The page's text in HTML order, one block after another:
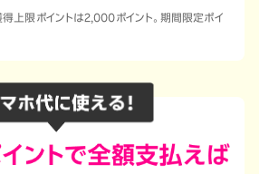
上限ポイントは2,000ポイント。期間限定ポイ